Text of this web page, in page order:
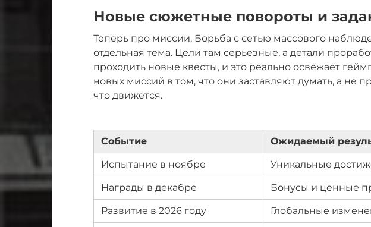
Новые сюжетные повороты и
Теперь про миссии. Борьба с сетью массового
отдельная тема. Цели там серьезные, а детали
проходить новые квесты, и это реально освежает
новых миссий в том, что они заставляют думать, а не
что движется.
Событие Ожидаемый
Испытание в ноябре Уникальные
Награды в декабре Бонусы и ценные
Развитие в 2026 году Глобальные